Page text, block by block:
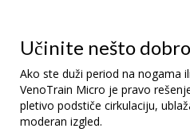
Učinite nešto
Ako ste duži period na nogama
VenoTrain Micro je pravo
pletivo podstiče cirkulaciju,
moderan izgled.